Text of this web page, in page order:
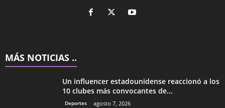
MÁS NOTICIAS ..
Un influencer estadounidense reaccionó a los
10 clubes más convocantes de...
Deportes agosto 7, 2026